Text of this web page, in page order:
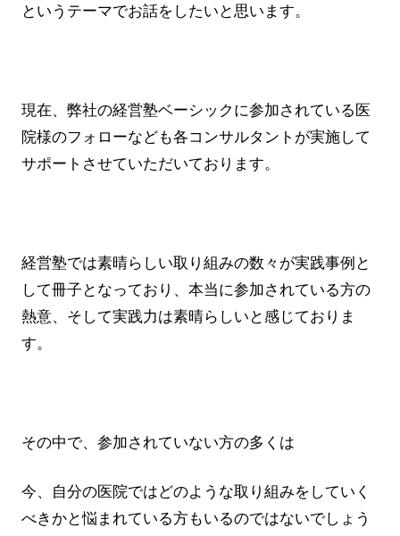
というテーマでお話をしたいと思います。
現在、弊社の経営塾ベーシックに参加されている医
院様のフォローなども各コンサルタントが実施して
サポートさせていただいております。
経営塾では素晴らしい取り組みの数々が実践事例と
して冊子となっており、本当に参加されている方の
熱意、そして実践力は素晴らしいと感じておりま
す。
その中で、参加されていない方の多くは
今、自分の医院ではどのような取り組みをしていく
べきかと悩まれている方もいるのではないでしょう